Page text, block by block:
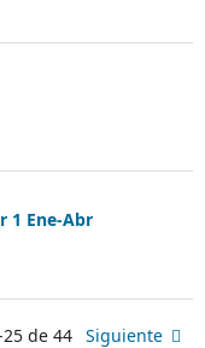
1 Ene-Abr
25 de 44 Siguiente